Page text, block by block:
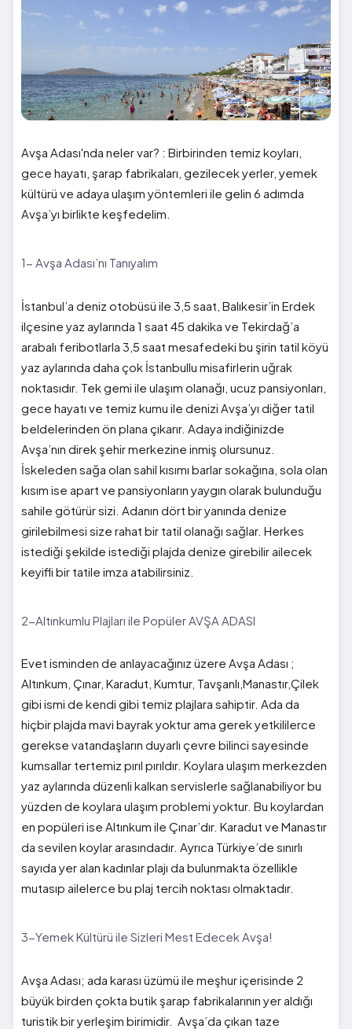
Avşa Adası'nda neler var? : Birbirinden temiz koyları,
gece hayatı, şarap fabrikaları, gezilecek yerler, yemek
kültürü ve adaya ulaşım yöntemleri ile gelin 6 adımda
Avşa’yı birlikte keşfedelim.
1- Avşa Adası’nı Tanıyalım
İstanbul’a deniz otobüsü ile 3,5 saat, Balıkesir’in Erdek
ilçesine yaz aylarında 1 saat 45 dakika ve Tekirdağ’a
arabalı feribotlarla 3,5 saat mesafedeki bu şirin tatil köyü
yaz aylarında daha çok İstanbullu misafirlerin uğrak
noktasıdır. Tek gemi ile ulaşım olanağı, ucuz pansiyonları,
gece hayatı ve temiz kumu ile denizi Avşa’yı diğer tatil
beldelerinden ön plana çıkarır. Adaya indiğinizde
Avşa’nın direk şehir merkezine inmiş olursunuz.
İskeleden sağa olan sahil kısımı barlar sokağına, sola olan
kısım ise apart ve pansiyonların yaygın olarak bulunduğu
sahile götürür sizi. Adanın dört bir yanında denize
girilebilmesi size rahat bir tatil olanağı sağlar. Herkes
istediği şekilde istediği plajda denize girebilir ailecek
keyifli bir tatile imza atabilirsiniz.
2-Altınkumlu Plajları ile Popüler AVŞA ADASI
Evet isminden de anlayacağınız üzere Avşa Adası ;
Altınkum, Çınar, Karadut, Kumtur, Tavşanlı,Manastır,Çilek
gibi ismi de kendi gibi temiz plajlara sahiptir. Ada da
hiçbir plajda mavi bayrak yoktur ama gerek yetkililerce
gerekse vatandaşların duyarlı çevre bilinci sayesinde
kumsallar tertemiz pırıl pırıldır. Koylara ulaşım merkezden
yaz aylarında düzenli kalkan servislerle sağlanabiliyor bu
yüzden de koylara ulaşım problemi yoktur. Bu koylardan
en popüleri ise Altınkum ile Çınar’dır. Karadut ve Manastır
da sevilen koylar arasındadır. Ayrıca Türkiye’de sınırlı
sayıda yer alan kadınlar plajı da bulunmakta özellikle
mutasıp ailelerce bu plaj tercih noktası olmaktadır.
3-Yemek Kültürü ile Sizleri Mest Edecek Avşa!
Avşa Adası; ada karası üzümü ile meşhur içerisinde 2
büyük birden çokta butik şarap fabrikalarının yer aldığı
turistik bir yerleşim birimidir. Avşa’da çıkan taze